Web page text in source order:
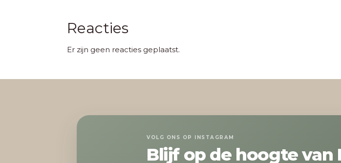
Reacties
Er zijn geen reacties geplaatst.
VOLG ONS OP INSTAGRAM
Blijf op de hoogte van